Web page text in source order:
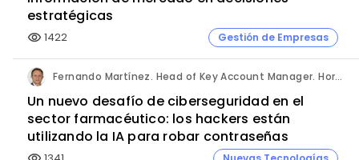
estratégicas
visibility 1422 Gestión de Empresas
Fernando Martínez. Head of Key Account Manager. Hornetsecurity.
Un nuevo desafío de ciberseguridad en el
sector farmacéutico: los hackers están
utilizando la IA para robar contraseñas